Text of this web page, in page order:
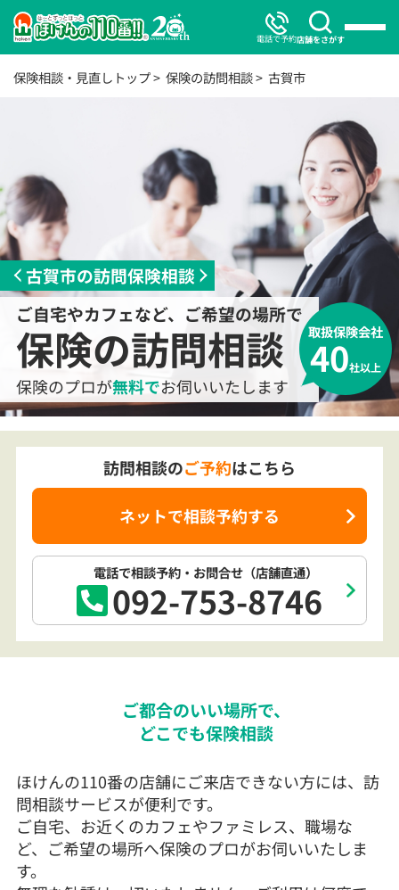
電話で予約店舗をさがす
保険相談・見直しトップ 保険の訪問相談 古賀市
古賀市の訪問保険相談
ご自宅やカフェなど、ご希望の場所で
保険の訪問相談
保険のプロが無料でお伺いいたします
取扱保険会社
40社以上
電話で相談予約 ・お問合せ （店舗直通）
092-753-8746
訪問相談のご予約はこちら
ネットで相談予約する
ご都合のいい場所で、
どこでも保険相談
ほけんの110番の店舗にご来店できない方には、訪
問相談サービスが便利です。
ご自宅、お近くのカフェやファミレス、職場な
ど、ご希望の場所へ保険のプロがお伺いいたしま
す。